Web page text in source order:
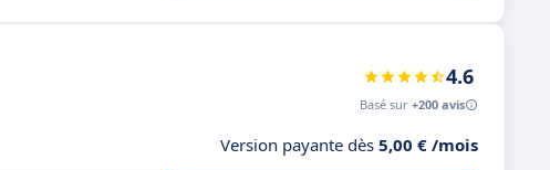
4.6
Basé sur +200 avis
Version payante dès 5,00 € /mois